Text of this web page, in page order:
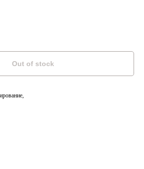
Out of stock